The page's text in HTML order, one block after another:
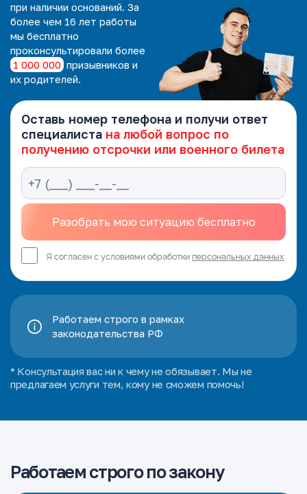
при наличии оснований. За
более чем 16 лет работы
мы бесплатно
проконсультировали более
1 000 000 призывников и
их родителей.
Оставь номер телефона и получи ответ
специалиста на любой вопрос по
получению отсрочки или военного билета
Я согласен с условиями обработки персональных данных
Работаем строго в рамках
законодательства РФ
* Консультация вас ни к чему не обязывает. Мы не
предлагаем услуги тем, кому не сможем помочь!
Работаем строго по закону